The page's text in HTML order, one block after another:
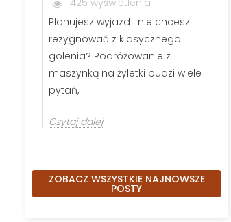
425 wyświetlenia
Planujesz wyjazd i nie chcesz
rezygnować z klasycznego
golenia? Podróżowanie z
maszynką na żyletki budzi wiele
pytań,...
Czytaj dalej
ZOBACZ WSZYSTKIE NAJNOWSZE
POSTY